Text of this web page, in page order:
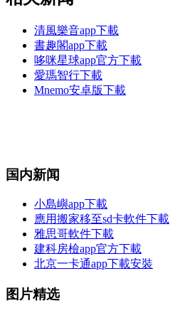
清風樂音app下載
書趣閣app下載
哆咪星球app官方下載
愛瑪智行下載
Mnemo安卓版下載
国内新闻
小島嶼app下載
應用搬家移至sd卡軟件下載
雅思哥軟件下載
建科房檢app官方下載
北京一卡通app下載安裝
图片精选